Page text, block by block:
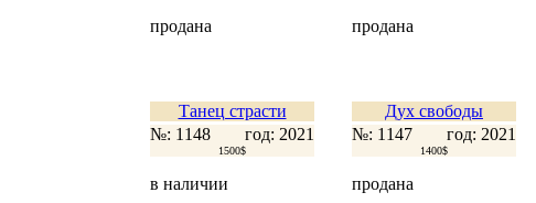
продана продана
Танец страсти
№: 1148
год: 2021
1500$
в наличии
Дух свободы
№: 1147
год: 2021
1400$
продана